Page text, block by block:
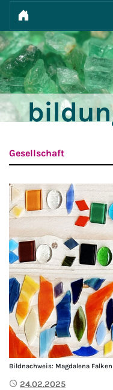
Gesellschaft
Bildnachweis: Magdalena
Publiziert
24.02.2025